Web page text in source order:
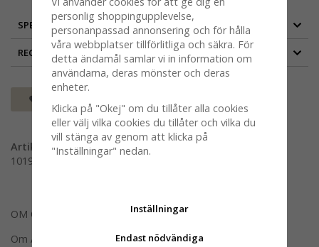
SPECIFIKATION
RECENSIONER
Artikelnummer:
101907-0000
OM OSS
Om Almedahls
personlig shoppingupplevelse,
personanpassad annonsering och för hålla
våra webbplatser tillförlitliga och säkra. För
detta ändamål samlar vi in information om
användarna, deras mönster och deras
enheter.
Klicka på "Okej" om du tillåter alla cookies
eller välj vilka cookies du tillåter och vilka du
vill stänga av genom att klicka på
"Inställningar" nedan.
Inställningar
Endast nödvändiga